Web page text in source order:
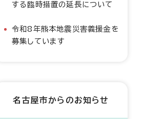
する臨時措置の延長について
令和8年熊本地震災害義援金を
募集しています
名古屋市からのお知らせ